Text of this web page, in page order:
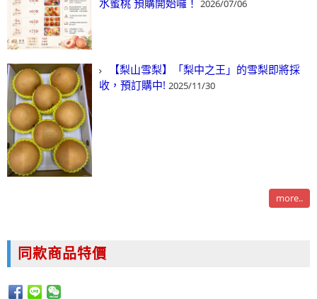
水蜜桃 預購開始囉！ 2026/07/06
【梨山雪梨】「梨中之王」的雪梨即將採
收，預訂購中! 2025/11/30
more..
同款商品特價